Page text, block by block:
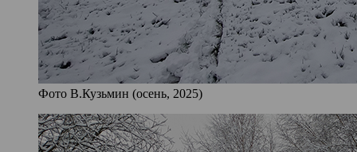
Фото В.Кузьмин (осень, 2025)